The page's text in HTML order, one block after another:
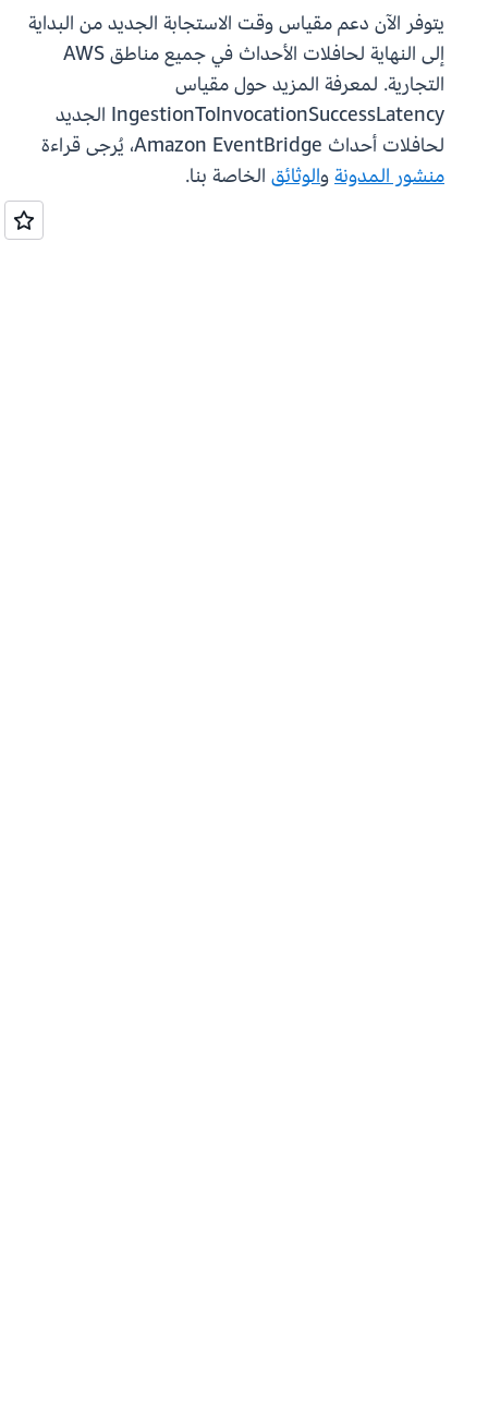
يتوفر الآن دعم مقياس وقت الاستجابة الجديد من البداية
إلى النهاية لحافلات الأحداث في جميع مناطق AWS
التجارية. لمعرفة المزيد حول مقياس
IngestionToInvocationSuccessLatency الجديد
لحافلات أحداث Amazon EventBridge، يُرجى قراءة
منشور المدونةوالوثائق الخاصة بنا.